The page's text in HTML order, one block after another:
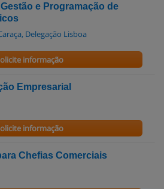
e Programação de
Delegação Lisboa
informação
Empresarial
informação
Chefias Comerciais